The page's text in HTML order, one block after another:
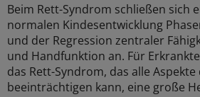
Beim Rett-Syndrom schließen sich
normalen Kindesentwicklung
und der Regression zentraler
und Handfunktion an. Für
das Rett-Syndrom, das alle
beeinträchtigen kann, eine große